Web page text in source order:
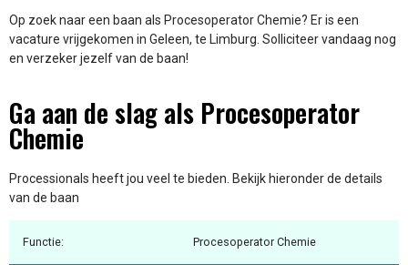
Op zoek naar een baan als Procesoperator Chemie? Er is een
vacature vrijgekomen in Geleen, te Limburg. Solliciteer vandaag nog
en verzeker jezelf van de baan!
Ga aan de slag als Procesoperator
Chemie
Processionals heeft jou veel te bieden. Bekijk hieronder de details
van de baan
Functie: Procesoperator Chemie